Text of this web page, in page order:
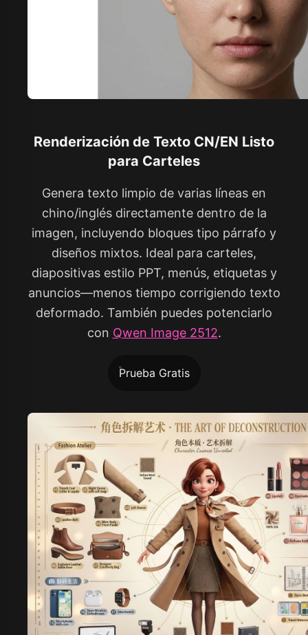
Renderización de Texto CN/EN Listo
para Carteles
Genera texto limpio de varias líneas en
chino/inglés directamente dentro de la
imagen, incluyendo bloques tipo párrafo y
diseños mixtos. Ideal para carteles,
diapositivas estilo PPT, menús, etiquetas y
anuncios—menos tiempo corrigiendo texto
deformado. También puedes potenciarlo
con Qwen Image 2512.
Prueba Gratis